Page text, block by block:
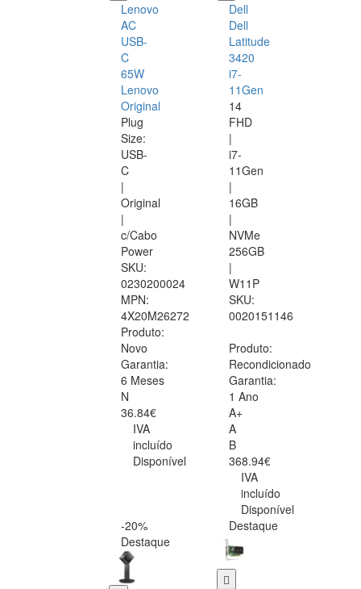
Lenovo
AC
USB-
C
65W
Lenovo
Original
Plug
Size:
USB-
C
|
Original
|
c/Cabo
Power
SKU:
0230200024
MPN:
4X20M26272
Produto:
Novo
Garantia:
6 Meses
N
36.84€
IVA
incluído
Disponível
Dell
Dell
Latitude
3420
i7-
11Gen
14
FHD
|
i7-
11Gen
|
16GB
|
NVMe
256GB
|
W11P
SKU:
0020151146
Produto:
Recondicionado
Garantia:
1 Ano
A+
A
B
368.94€
IVA
incluído
Disponível
-20%
Destaque
Destaque